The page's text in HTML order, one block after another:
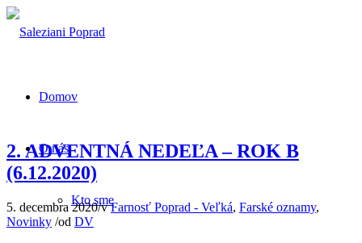
Domov
O nás
Kto sme
2. ADVENTNÁ NEDEĽA – ROK B
(6.12.2020)
5. decembra 2020/vFarnosť Poprad - Veľká, Farské oznamy,
Novinky /od DV